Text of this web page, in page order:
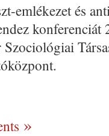
emlékezet és
konferenciát